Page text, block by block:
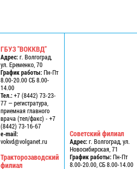
ГБУЗ "ВОККВД"
Адрес:г. Волгоград,
ул. Еременко, 70
График работы:Пн-Пт
8.00-20.00 СБ 8.00-
14.00
Тел.:+7 (8442) 73-23-
77 — регистратура,
приемная главного
врача (тел/факс) - +7
(8442) 73-16-67
e-mail:
vokvd@volganet.ru
Тракторозаводский
филиал
Советский филиал
Адрес:г. Волгоград, ул.
Новосибирская, 71
График работы:Пн-Пт
8.00-20.00, СБ 8.00-14.00